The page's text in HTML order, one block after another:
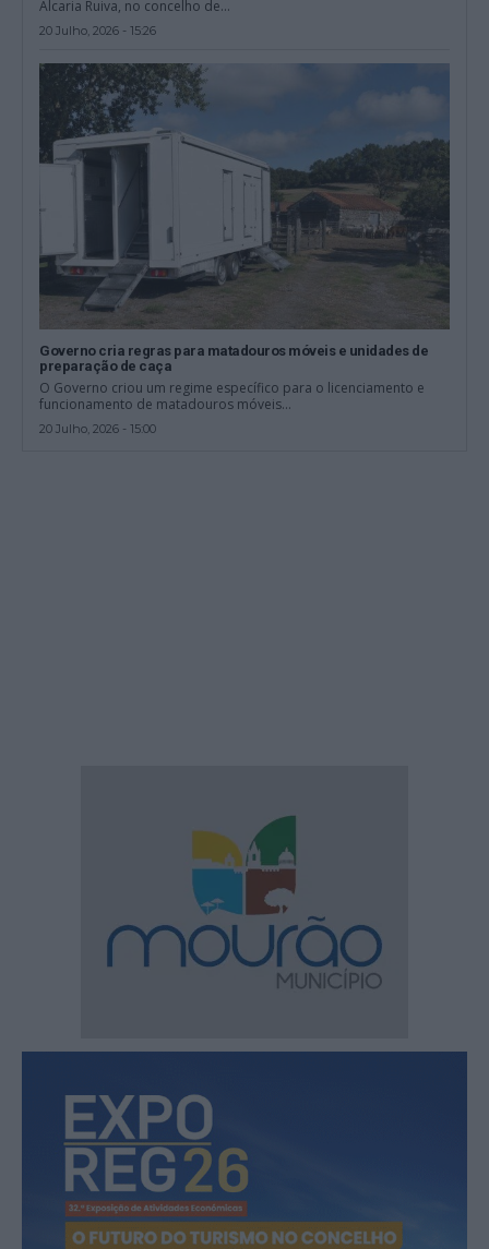
Alcaria Ruiva, no concelho de...
20 Julho, 2026 - 15:26
Governo cria regras para matadouros móveis e unidades de
preparação de caça
O Governo criou um regime específico para o licenciamento e
funcionamento de matadouros móveis...
20 Julho, 2026 - 15:00